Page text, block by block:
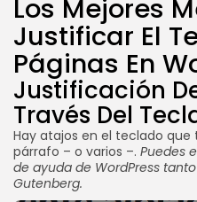
Los Mejores
Justificar El
Páginas En
Justificación
Través Del
Hay atajos en el teclado
párrafo – o varios –. Puedes
de ayuda de WordPress
Gutenberg.